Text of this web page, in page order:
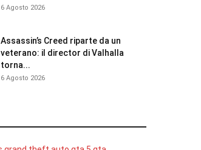
6 Agosto 2026
Assassin’s Creed riparte da un
veterano: il director di Valhalla
torna...
6 Agosto 2026